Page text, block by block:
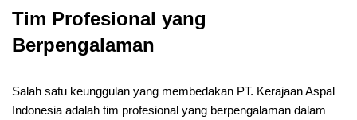
Tim Profesional yang
Berpengalaman
Salah satu keunggulan yang membedakan PT. Kerajaan Aspal
Indonesia adalah tim profesional yang berpengalaman dalam